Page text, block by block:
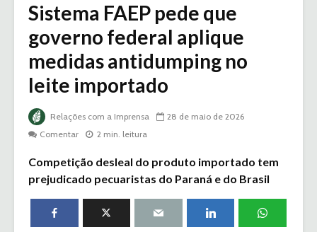
Sistema FAEP pede que
governo federal aplique
medidas antidumping no
leite importado
Relações com a Imprensa
28 de maio de 2026
Comentar
2 min. leitura
Competição desleal do produto importado tem
prejudicado pecuaristas do Paraná e do Brasil